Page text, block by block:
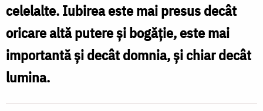
Both
celelalte. Iubirea este mai presus decât
oricare altă putere şi bogăţie, este mai
importantă şi decât domnia, şi chiar decât
lumina.